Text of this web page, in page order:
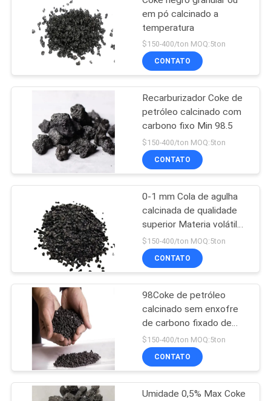
CONTACTE-
NOS
NOTÍCIAS
SOLICITE UM
ORÇAMENTO
SITE
POLÍTICA
PRIVACIDADE
Sals de fluoreto
Casco calcinado do
petróleo
12
Bloco de Anodo de
Carbono
em pó calcinado a
temperatura
$150-400/ton MOQ:5ton
CONTATO
Recarburizador Coke de
petróleo calcinado com
carbono fixo Min 98.5
$150-400/ton MOQ:5ton
CONTATO
0-1 mm Cola de agulha
calcinada de qualidade
superior Materia volátil
0,7% Max.
$150-400/ton MOQ:5ton
CONTATO
98Coke de petróleo
calcinado sem enxofre
de carbono fixado de
0,5% para os requisitos
dos clientes
$150-400/ton MOQ:5ton
CONTATO
Umidade 0,5% Max Coke